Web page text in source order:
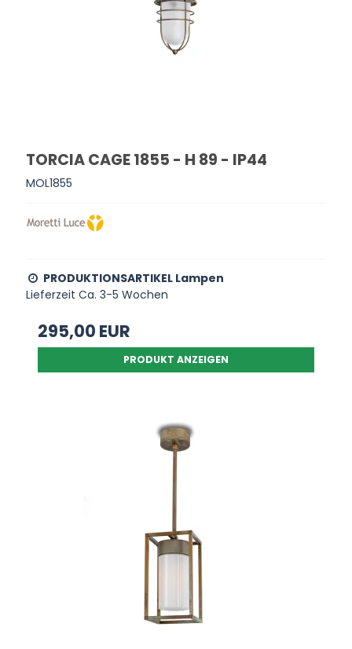
TORCIA CAGE 1855 - H 89 - IP44
MOL1855
PRODUKTIONSARTIKEL Lampen
Lieferzeit Ca. 3-5 Wochen
295,00 EUR
PRODUKT ANZEIGEN